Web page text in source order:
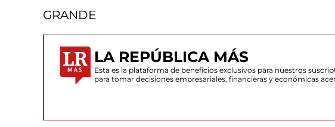
GRANDE
LA REPÚBLICA MÁS
Esta es la plataforma de beneficios exclusivos para nuestros
para tomar decisiones empresariales, financieras y económicas